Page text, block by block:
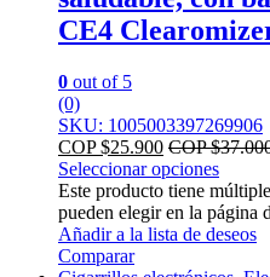
CE4
0 out of 5
(0)
SKU: 1005003397269906
COP $25.900 COP $
Seleccionar opciones
Este producto tiene
pueden elegir en la página
Añadir a la lista de deseos
Comparar